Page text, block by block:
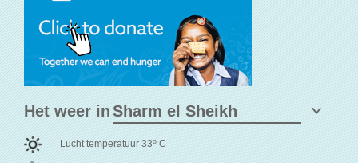
Het weer in
Lucht temperatuur 33o C